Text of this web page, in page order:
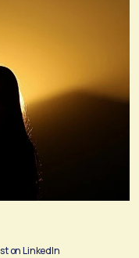
on LinkedIn